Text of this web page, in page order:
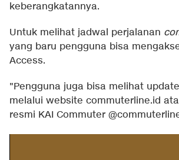
keberangkatannya.
Untuk melihat jadwal perjalanan
yang baru pengguna bisa
Access.
"Pengguna juga bisa melihat
melalui website commuterline.id
resmi KAI Commuter